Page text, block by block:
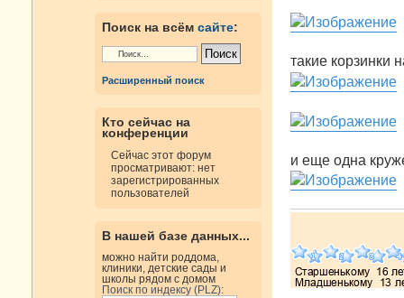
Поиск на всём сайте:
Расширенный поиск
Кто сейчас на
конференции
Сейчас этот форум
просматривают: нет
зарегистрированных
пользователей
В нашей базе данных...
можно найти роддома,
клиники, детские сады и
школы рядом с домом
Поиск по индексу (PLZ):
такие корзинки
и еще одна